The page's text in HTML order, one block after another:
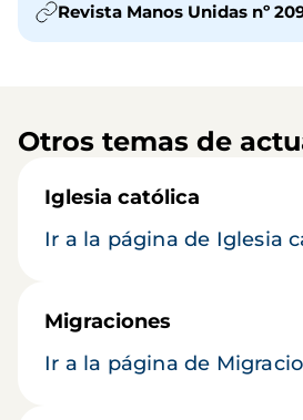
Revista Manos Unidas nº
Otros temas de
Iglesia católica
Ir a la página de Iglesia
Migraciones
Ir a la página de